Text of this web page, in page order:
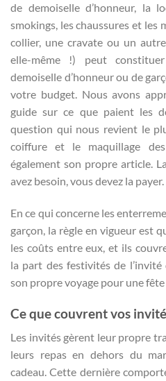
de demoiselle d’honneur, la
smokings, les chaussures et les
collier, une cravate ou un
elle-même !) peut
demoiselle d’honneur ou de
votre budget. Nous avons
guide sur ce que paient les
question qui nous revient le
coiffure et le maquillage des
également son propre article.
avez besoin, vous devez la payer.
En ce qui concerne les
garçon, la règle en vigueur est
les coûts entre eux, et ils
la part des festivités de l’invité
son propre voyage pour une
Ce que couvrent vos
Les invités gèrent leur propre
leurs repas en dehors du
cadeau. Cette dernière